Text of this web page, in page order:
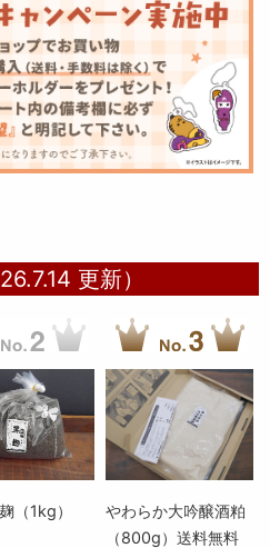
更新）
（1kg）
やわらか大吟醸酒粕
（800g）送料無料